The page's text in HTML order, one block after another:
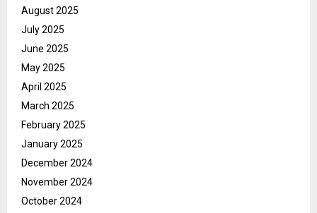
August 2025
July 2025
June 2025
May 2025
April 2025
March 2025
February 2025
January 2025
December 2024
November 2024
October 2024